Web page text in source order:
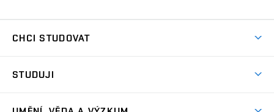
CHCI STUDOVAT
Přijímačky
STUDUJI